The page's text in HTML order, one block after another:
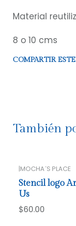
Material
8 o 10 cms
COMPARTIR
También
|MOCHA´S PLACE
Stencil logo
Us
$60.00